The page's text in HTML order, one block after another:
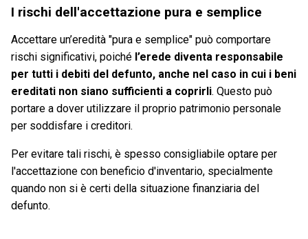
I rischi dell'accettazione pura e semplice
Accettare un’eredità "pura e semplice" può comportare
rischi significativi, poiché l’erede diventa responsabile
per tutti i debiti del defunto, anche nel caso in cui i beni
ereditati non siano sufficienti a coprirli. Questo può
portare a dover utilizzare il proprio patrimonio personale
per soddisfare i creditori.
Per evitare tali rischi, è spesso consigliabile optare per
l'accettazione con beneficio d'inventario, specialmente
quando non si è certi della situazione finanziaria del
defunto.